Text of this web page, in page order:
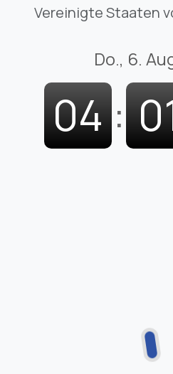
Vereinigte Staaten
Do., 6.
04 :